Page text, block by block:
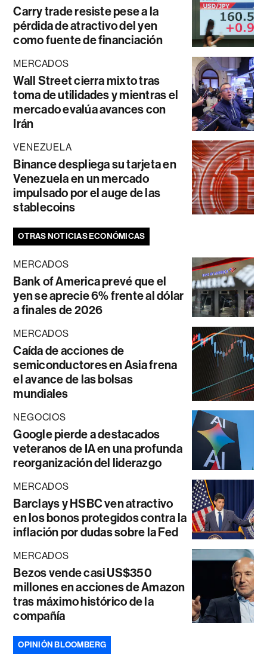
Carry trade resiste pese a la
pérdida de atractivo del yen
como fuente de financiación
MERCADOS
Wall Street cierra mixto tras
toma de utilidades y mientras el
mercado evalúa avances con
Irán
VENEZUELA
Binance despliega su tarjeta en
Venezuela en un mercado
impulsado por el auge de las
stablecoins
OTRAS NOTICIAS ECONÓMICAS
MERCADOS
Bank of America prevé que el
yen se aprecie 6% frente al dólar
a finales de 2026
MERCADOS
Caída de acciones de
semiconductores en Asia frena
el avance de las bolsas
mundiales
NEGOCIOS
Google pierde a destacados
veteranos de IA en una profunda
reorganización del liderazgo
MERCADOS
Barclays y HSBC ven atractivo
en los bonos protegidos contra la
inflación por dudas sobre la Fed
MERCADOS
Bezos vende casi US$350
millones en acciones de Amazon
tras máximo histórico de la
compañía
OPINIÓN BLOOMBERG